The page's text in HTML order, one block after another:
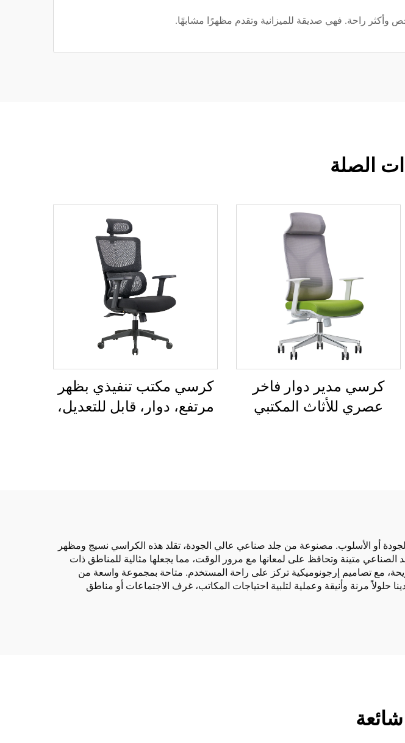
وأكثر راحة. فهي صديقة للميزانية وتقدم مظهرًا مشابهًا.
الصلة
كرسي مدير دوار فاخر
عصري للأثاث المكتبي
كرسي مكتب تنفيذي بظهر
مرتفع، دوار، قابل للتعديل،
أو الأسلوب. مصنوعة من جلد صناعي عالي الجودة، تقلد هذه الكراسي نسيج ومظهر
الصناعي متينة وتحافظ على لمعانها مع مرور الوقت، مما يجعلها مثالية للمناطق ذات
مع تصاميم إرجونوميكية تركز على راحة المستخدم. متاحة بمجموعة واسعة من
حلولاً مرنة وأنيقة وعملية لتلبية احتياجات المكاتب، غرف الاجتماعات أو مناطق